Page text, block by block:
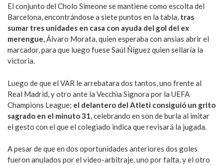
El conjunto del Cholo Simeone se mantiene como escolta del
Barcelona, encontrándose a siete puntos en la tabla, tras
sumar tres unidades en casa con ayuda del gol del ex
merengue, Álvaro Morata, quien esperaba con ansias abrir el
marcador, para que luego fuese Saúl Ñíguez quien sellaría la
victoria.
Luego de que el VAR le arrebatara dos tantos, uno frente al
Real Madrid, y otro ante la Vecchia Signora por la UEFA
Champions League; el delantero del Atleti consiguió un grito
sagrado en el minuto 31 , celebrando en son de burla al imitar
el gesto con el que el colegiado indica que revisará la jugada.
A pesar de que en dos oportunidades anteriores dos goles
fueron anulados por el video-arbitraje, uno por falta, y el otro